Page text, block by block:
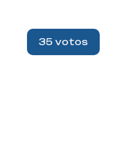
35 votos